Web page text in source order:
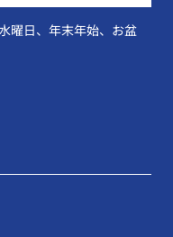
曜日、年末年始、お盆